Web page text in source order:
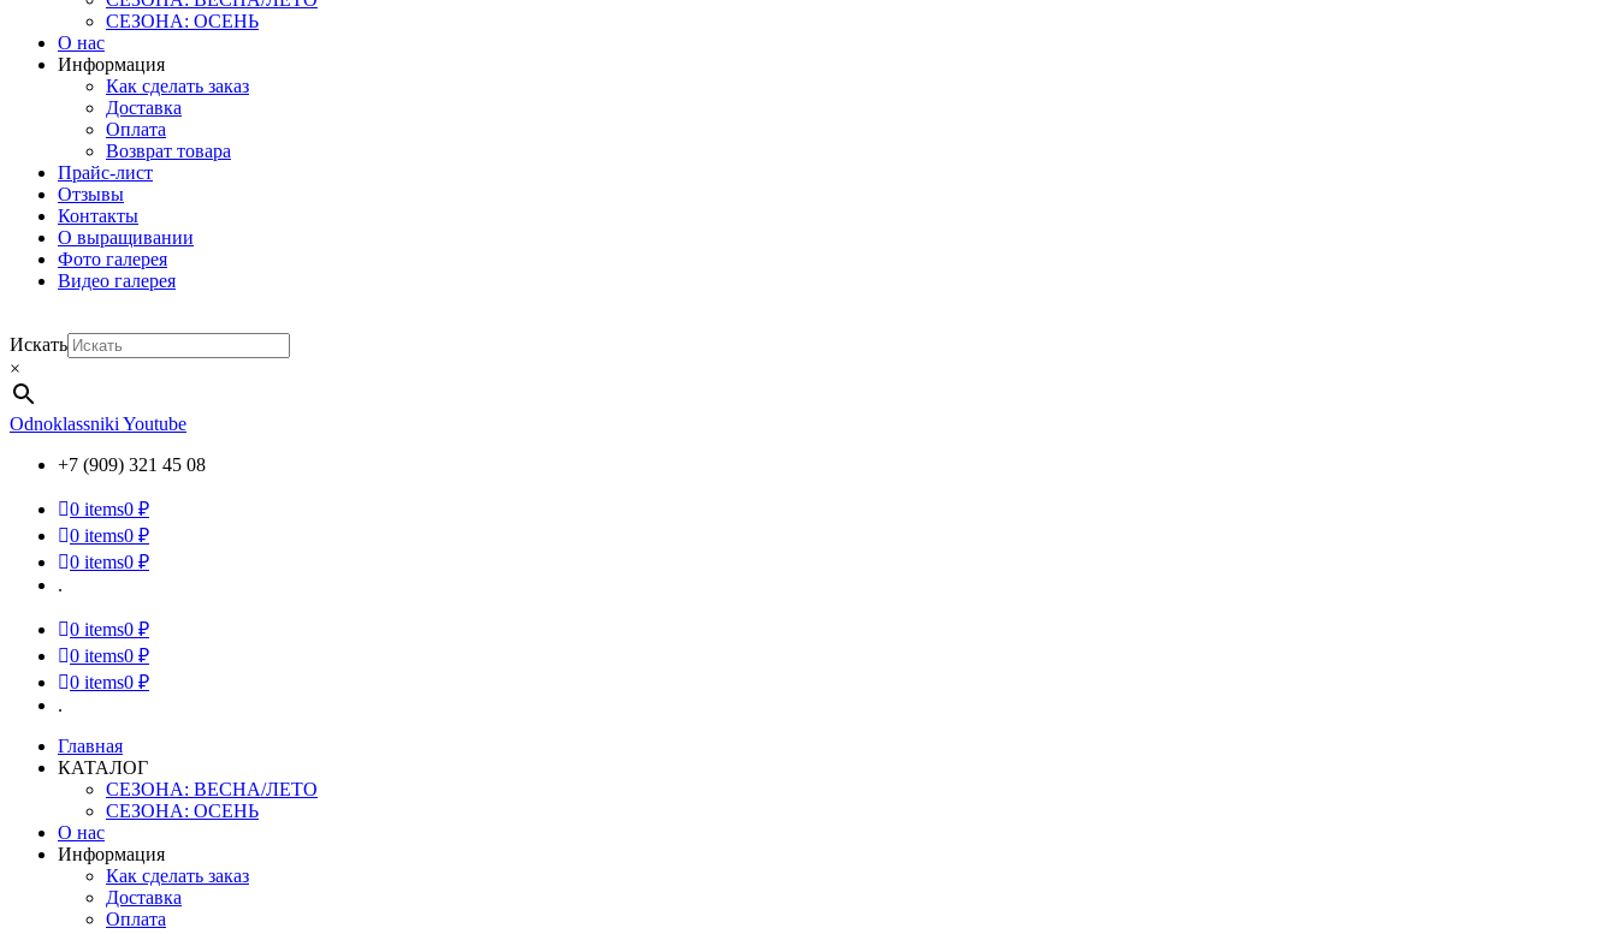
СЕЗОНА: ОСЕНЬ
О нас
Информация
Как сделать заказ
Доставка
Оплата
Возврат товара
Прайс-лист
Отзывы
Контакты
О выращивании
Фото галерея
Видео галерея
Искать
×
Odnoklassniki Youtube
+7 (909) 321 45 08
0 items0 ₽
0 items0 ₽
0 items0 ₽
.
0 items0 ₽
0 items0 ₽
0 items0 ₽
.
Главная
КАТАЛОГ
СЕЗОНА: ВЕСНА/ЛЕТО
СЕЗОНА: ОСЕНЬ
О нас
Информация
Как сделать заказ
Доставка
Оплата